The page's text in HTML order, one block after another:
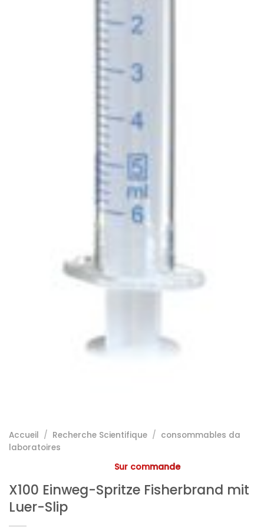
Accueil / Recherche Scientifique / consommables da
laboratoires
Sur commande
X100 Einweg-Spritze Fisherbrand mit
Luer-Slip